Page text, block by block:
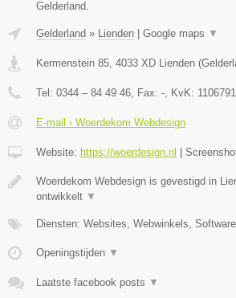
Gelderland.
Gelderland » Lienden Google maps ▼
Kermenstein 85 4033 XD Lienden (
Tel: 0344 – 84 49 46 , Fax: - , KvK:
E-mail › Woerdekom Webdesign
Website: https://woerdesign.nl
Woerdekom Webdesign is gevestigd in
ontwikkelt ▼
Diensten: Websites, Webwinkels,
Openingstijden ▼
Laatste facebook posts ▼